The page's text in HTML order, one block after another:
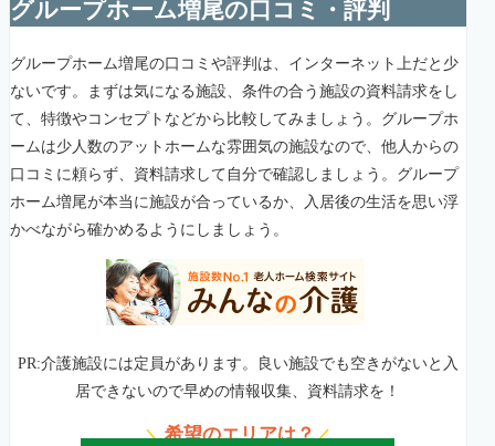
グループホーム増尾の口コミ・評判
グループホーム増尾の口コミや評判は、インターネット上だと少
ないです。まずは気になる施設、条件の合う施設の資料請求をし
て、特徴やコンセプトなどから比較してみましょう。グループホ
ームは少人数のアットホームな雰囲気の施設なので、他人からの
口コミに頼らず、資料請求して自分で確認しましょう。グループ
ホーム増尾が本当に施設が合っているか、入居後の生活を思い浮
かべながら確かめるようにしましょう。
PR:介護施設には定員があります。良い施設でも空きがないと入
居できないので早めの情報収集、資料請求を！
＼希望のエリアは？／